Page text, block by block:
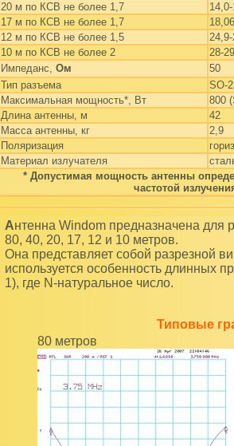
20 м по КСВ не более 1,7
17 м по КСВ не более 1,7
12 м по КСВ не более 1,5
10 м по КСВ не более 2
28-
Импеданс, Ом
50
Тип разъема
SO-
Максимальная мощность*, Вт
800
Длина антенны, м
42
Масса антенны, кг
2,9
Поляризация
Материал излучателя
* Допустимая мощность антенны
частотой
Антенна Windom предназначена для работы на любительских коротковолновых диапазонах
80, 40, 20, 17, 12 и 10 метров.
Она представляет собой разрезной
используется особенность длинных
1), где N-натуральное число.
Типовые
80 метров